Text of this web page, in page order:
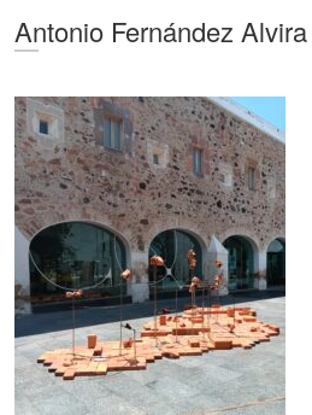
Antonio Fernández Alvira